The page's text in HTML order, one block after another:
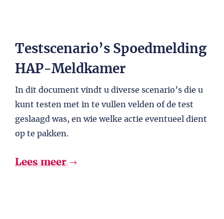
Testscenario’s Spoedmelding
HAP-Meldkamer
In dit document vindt u diverse scenario’s die u
kunt testen met in te vullen velden of de test
geslaagd was, en wie welke actie eventueel dient
op te pakken.
Lees meer